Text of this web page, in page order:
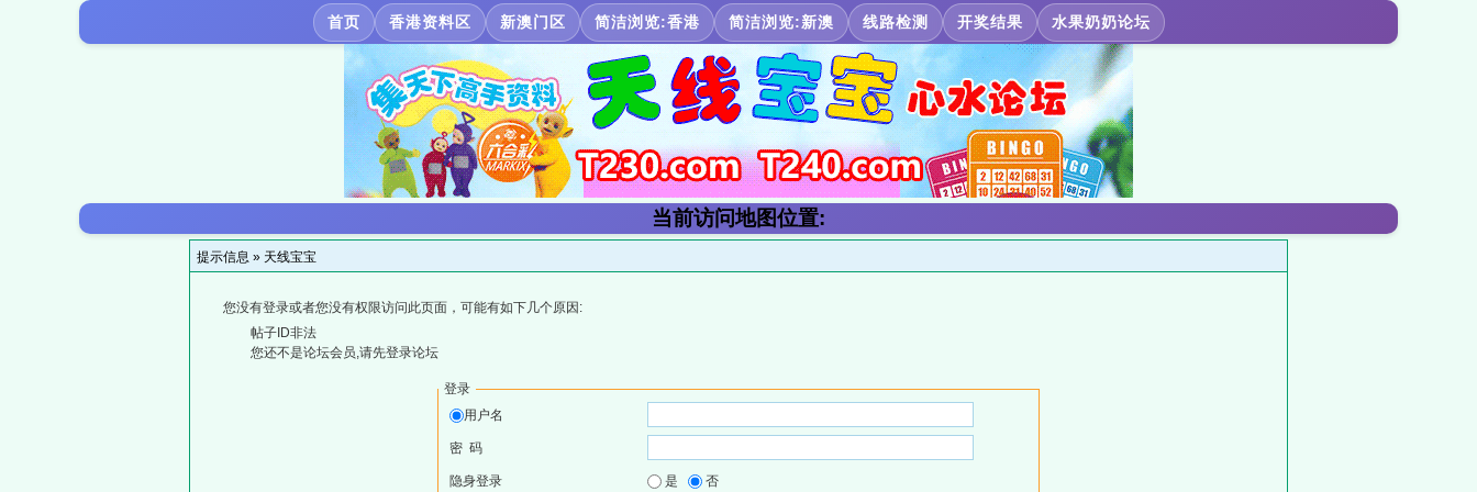
首页 香港资料区 新澳门区 简洁浏览:香港 简洁浏览:新澳 线路检测 开奖结果 水果奶奶论坛
当前访问地图位置:
提示信息 » 天线宝宝
您没有登录或者您没有权限访问此页面，可能有如下几个原因:
帖子ID非法
您还不是论坛会员,请先登录论坛
登录
用户名
密 码
隐身登录 是 否